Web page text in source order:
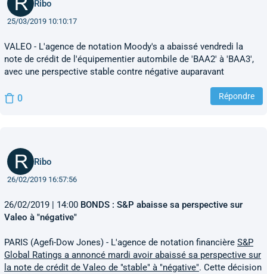
Ribo
25/03/2019 10:10:17
VALEO - L'agence de notation Moody's a abaissé vendredi la
note de crédit de l'équipementier autombile de 'BAA2' à 'BAA3',
avec une perspective stable contre négative auparavant
0 Répondre
Ribo
26/02/2019 16:57:56
26/02/2019 | 14:00 BONDS : S&P abaisse sa perspective sur
Valeo à "négative"
PARIS (Agefi-Dow Jones) - L'agence de notation financière S&P
Global Ratings a annoncé mardi avoir abaissé sa perspective sur
la note de crédit de Valeo de "stable" à "négative". Cette décision